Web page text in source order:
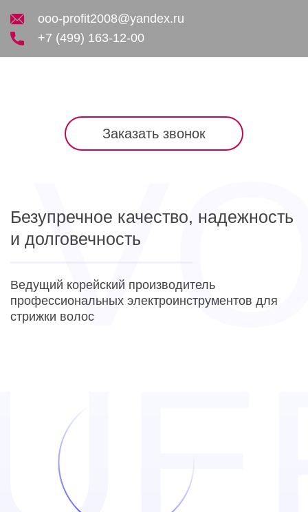
ooo-profit2008@yandex.ru
+7 (499) 163-12-00
Заказать звонок
Безупречное качество, надежность
и долговечность
Ведущий корейский производитель
профессиональных электроинструментов для
стрижки волос